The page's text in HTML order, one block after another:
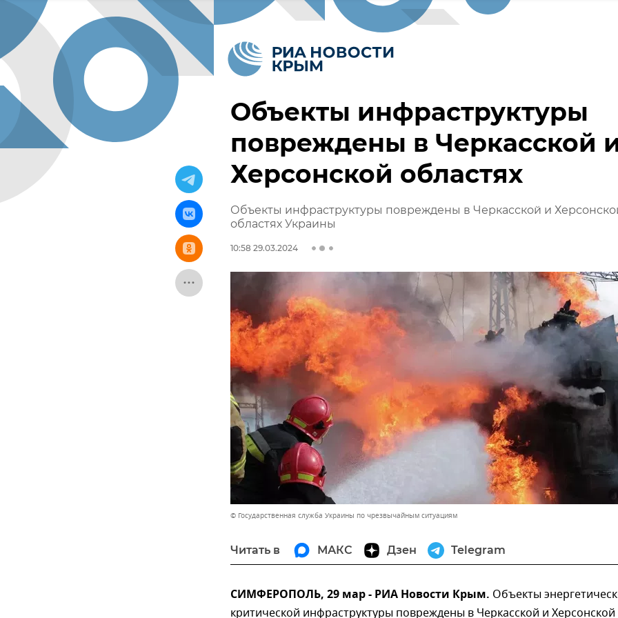
Объекты инфраструктуры
повреждены в Черкасской
Херсонской областях
Объекты инфраструктуры повреждены в Черкасской и
областях Украины
10:58 29.03.2024
© Государственная служба Украины по чрезвычайным ситуациям
Читать в МАКС Дзен Telegram
СИМФЕРОПОЛЬ, 29 мар - РИА Новости Крым. Объекты
критической инфраструктуры повреждены в Черкасской и Херсонской